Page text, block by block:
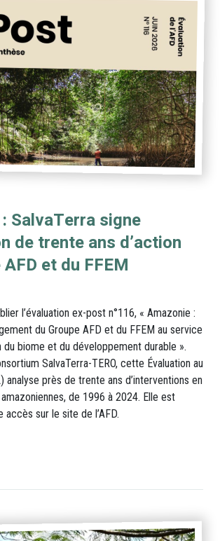
SalvaTerra signe
de trente ans d’action
et du FFEM
l’évaluation ex-post n°116, « Amazonie :
du Groupe AFD et du FFEM au service
biome et du développement durable ».
SalvaTerra-TERO, cette Évaluation au
analyse près de trente ans d’interventions en
de 1996 à 2024. Elle est
accès sur le site de l’AFD.